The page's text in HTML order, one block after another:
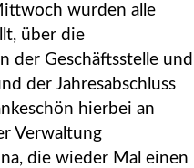
wurden alle
über die
der Geschäftsstelle und
der Jahresabschluss
hierbei an
Verwaltung
die wieder Mal einen